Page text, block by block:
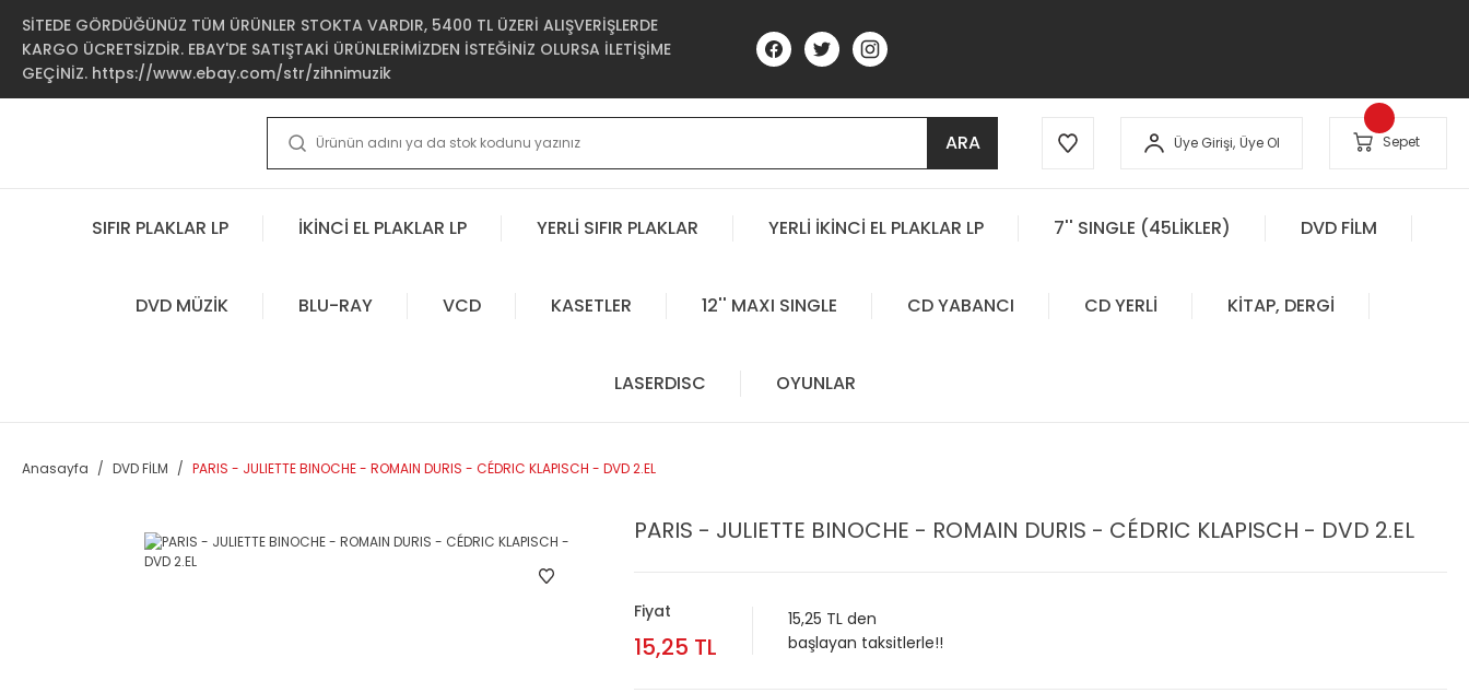
SİTEDE GÖRDÜĞÜNÜZ TÜM ÜRÜNLER STOKTA VARDIR, 5400 TL ÜZERİ ALIŞVERİŞLERDE
KARGO ÜCRETSİZDİR. EBAY'DE SATIŞTAKİ ÜRÜNLERİMİZDEN İSTEĞİNİZ OLURSA İLETİŞİME
GEÇİNİZ. https://www.ebay.com/str/zihnimuzik
ARA Üye Girişi, Üye Ol Sepet
SIFIR PLAKLAR LP İKİNCİ EL PLAKLAR LP YERLİ SIFIR PLAKLAR YERLİ İKİNCİ EL PLAKLAR LP 7'' SINGLE (45LİKLER) DVD FİLM
DVD MÜZİK BLU-RAY VCD KASETLER 12'' MAXI SINGLE CD YABANCI CD YERLİ KİTAP, DERGİ
LASERDISC OYUNLAR
Anasayfa DVD FİLM PARIS - JULIETTE BINOCHE - ROMAIN DURIS - CÉDRIC KLAPISCH - DVD 2.EL
PARIS - JULIETTE BINOCHE - ROMAIN DURIS - CÉDRIC KLAPISCH - DVD 2.EL
Fiyat
15,25 TL
15,25 TL den
başlayan taksitlerle!!